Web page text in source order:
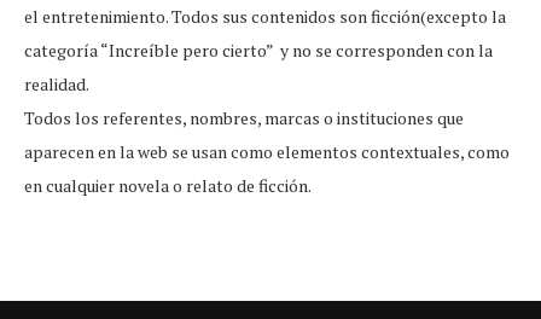
el entretenimiento. Todos sus contenidos son ficción(excepto la
categoría “Increíble pero cierto” y no se corresponden con la
realidad.
Todos los referentes, nombres, marcas o instituciones que
aparecen en la web se usan como elementos contextuales, como
en cualquier novela o relato de ficción.